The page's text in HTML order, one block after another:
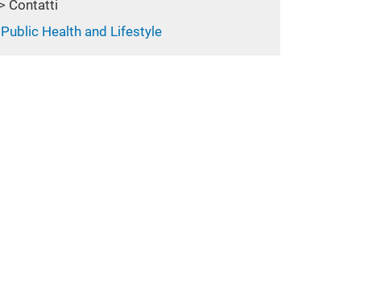
Contatti
Public Health and Lifestyle